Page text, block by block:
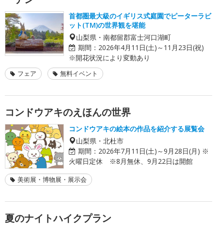
首都圏最大級のイギリス式庭園でピーターラビ
ット(TM)の世界観を堪能
山梨県・南都留郡富士河口湖町
期間： 2026年4月11日(土)～11月23日(祝)
※開花状況により変動あり
フェア 無料イベント
コンドウアキのえほんの世界
コンドウアキの絵本の作品を紹介する展覧会
山梨県・北杜市
期間： 2026年7月11日(土)～9月28日(月) ※
火曜日定休 ※8月無休、9月22日は開館
美術展・博物展・展示会
夏のナイトハイクプラン